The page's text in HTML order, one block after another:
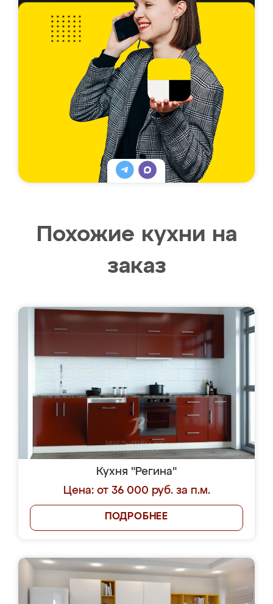
Похожие кухни на
заказ
Кухня "Регина"
Цена: от 36 000 руб. за п.м.
ПОДРОБНЕЕ